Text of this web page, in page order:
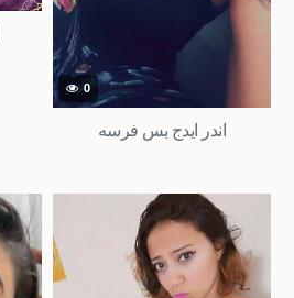
0
اندر ايدج بس فرسه